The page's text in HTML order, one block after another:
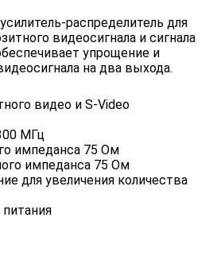
распределитель для
видеосигнала и сигнала
упрощение и
на два выхода.
видео и S-Video
МГц
импеданса 75 Ом
импеданса 75 Ом
для увеличения количества